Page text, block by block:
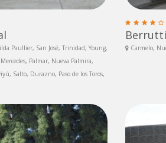
Paullier, San José, Trinidad, Young,
Palmar, Nueva Palmira,
Salto, Durazno, Paso de los Toros,
Berrutti
Carmelo,